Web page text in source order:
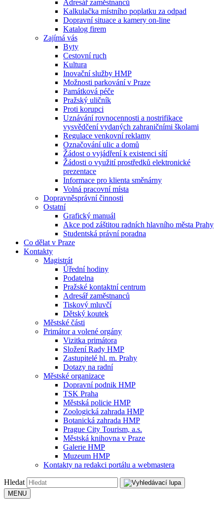
Adresář zaměstnanců
Kalkulačka místního poplatku za odpad
Dopravní situace a kamery on-line
Katalog firem
Zajímá vás
Byty
Cestovní ruch
Kultura
Inovační služby HMP
Možnosti parkování v Praze
Památková péče
Pražský uličník
Proti korupci
Uznávání rovnocennosti a nostrifikace
vysvědčení vydaných zahraničními školami
Regulace venkovní reklamy
Označování ulic a domů
Žádost o vyjádření k existenci sítí
Žádosti o využití prostředků elektronické
prezentace
Informace pro klienta směnárny
Volná pracovní místa
Dopravněsprávní činnosti
Ostatní
Grafický manuál
Akce pod záštitou radních hlavního města Prahy
Studentská právní poradna
Co dělat v Praze
Kontakty
Magistrát
Úřední hodiny
Podatelna
Pražské kontaktní centrum
Adresář zaměstnanců
Tiskový mluvčí
Dětský koutek
Městské části
Primátor a volené orgány
Vizitka primátora
Složení Rady HMP
Zastupitelé hl. m. Prahy
Dotazy na radní
Městské organizace
Dopravní podnik HMP
TSK Praha
Městská policie HMP
Zoologická zahrada HMP
Botanická zahrada HMP
Prague City Tourism, a.s.
Městská knihovna v Praze
Galerie HMP
Muzeum HMP
Kontakty na redakci portálu a webmastera
Hledat
MENU